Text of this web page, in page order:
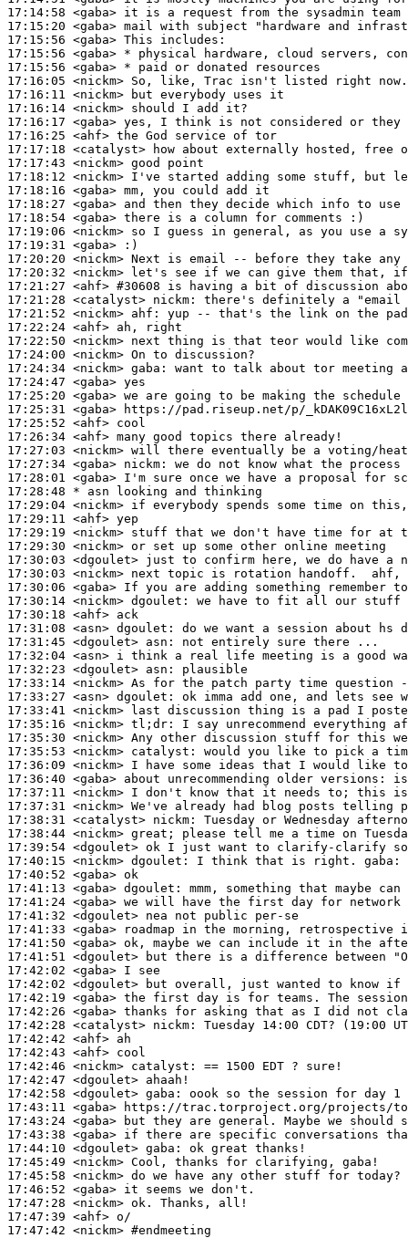
17:14:58 <gaba>
17:15:20 <gaba>
17:15:56 <gaba>
17:15:56 <gaba>
17:15:56 <gaba>
17:16:05 <nickm>
17:16:11 <nickm>
17:16:14 <nickm>
17:16:17 <gaba>
17:16:25 <ahf>
17:17:18 <catalyst>
17:17:43 <nickm>
17:18:12 <nickm>
17:18:16 <gaba>
17:18:27 <gaba>
17:18:54 <gaba>
17:19:06 <nickm>
17:19:31 <gaba>
17:20:20 <nickm>
17:20:32 <nickm>
17:21:27 <ahf> #30608 is having a bit of discussion
17:21:28 <catalyst> nickm:
17:21:52 <nickm> ahf:
17:22:24 <ahf>
17:22:50 <nickm>
17:24:00 <nickm>
17:24:34 <nickm> gaba:
17:24:47 <gaba>
17:25:20 <gaba>
17:25:31 <gaba>
17:25:52 <ahf>
17:26:34 <ahf>
17:27:03 <nickm>
17:27:34 <gaba> nickm:
17:28:01 <gaba>
17:28:48 * asn
looking and thinking
17:29:04 <nickm>
17:29:11 <ahf>
17:29:19 <nickm>
17:29:30 <nickm>
17:30:03 <dgoulet>
17:30:03 <nickm>
17:30:06 <gaba>
17:30:14 <nickm> dgoulet:
17:30:18 <ahf>
17:31:08 <asn> dgoulet:
17:31:45 <dgoulet> asn:
17:32:04 <asn>
17:32:23 <dgoulet> asn:
17:33:14 <nickm>
17:33:27 <asn> dgoulet:
17:33:41 <nickm>
17:35:16 <nickm> tl;dr:
17:35:30 <nickm>
17:35:53 <nickm> catalyst:
17:36:09 <nickm>
17:36:40 <gaba>
17:37:11 <nickm>
17:37:31 <nickm>
17:38:31 <catalyst> nickm:
17:38:44 <nickm>
17:39:54 <dgoulet>
17:40:15 <nickm> dgoulet:
17:40:52 <gaba>
17:41:13 <gaba> dgoulet:
17:41:24 <gaba>
17:41:32 <dgoulet>
17:41:33 <gaba>
17:41:50 <gaba>
17:41:51 <dgoulet>
17:42:02 <gaba>
17:42:02 <dgoulet>
17:42:19 <gaba>
17:42:26 <gaba>
17:42:28 <catalyst> nickm:
17:42:42 <ahf>
17:42:43 <ahf>
17:42:46 <nickm> catalyst:
17:42:47 <dgoulet>
17:42:58 <dgoulet> gaba:
17:43:11 <gaba>
17:43:24 <gaba>
17:43:38 <gaba>
17:44:10 <dgoulet> gaba:
17:45:49 <nickm>
17:45:58 <nickm>
17:46:52 <gaba>
17:47:28 <nickm>
17:47:39 <ahf>
17:47:42 <nickm> #endmeeting